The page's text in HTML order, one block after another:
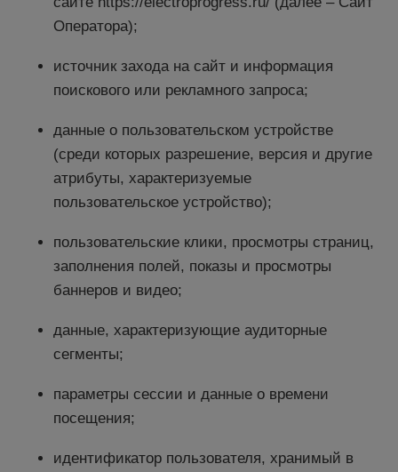
Оператора);
источник захода на сайт и информация
поискового или рекламного запроса;
данные о пользовательском устройстве
(среди которых разрешение, версия и другие
атрибуты, характеризуемые
пользовательское устройство);
пользовательские клики, просмотры страниц,
заполнения полей, показы и просмотры
баннеров и видео;
данные, характеризующие аудиторные
сегменты;
параметры сессии и данные о времени
посещения;
идентификатор пользователя, хранимый в